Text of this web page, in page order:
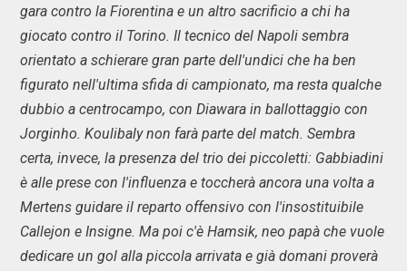
gara contro la Fiorentina e un altro sacrificio a chi ha
giocato contro il Torino. Il tecnico del Napoli sembra
orientato a schierare gran parte dell'undici che ha ben
figurato nell'ultima sfida di campionato, ma resta qualche
dubbio a centrocampo, con Diawara in ballottaggio con
Jorginho. Koulibaly non farà parte del match. Sembra
certa, invece, la presenza del trio dei piccoletti: Gabbiadini
è alle prese con l'influenza e toccherà ancora una volta a
Mertens guidare il reparto offensivo con l'insostituibile
Callejon e Insigne. Ma poi c'è Hamsik, neo papà che vuole
dedicare un gol alla piccola arrivata e già domani proverà